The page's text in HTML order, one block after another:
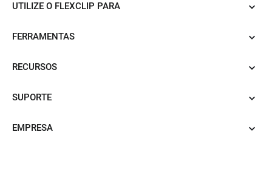
UTILIZE O FLEXCLIP PARA
FERRAMENTAS
RECURSOS
SUPORTE
EMPRESA